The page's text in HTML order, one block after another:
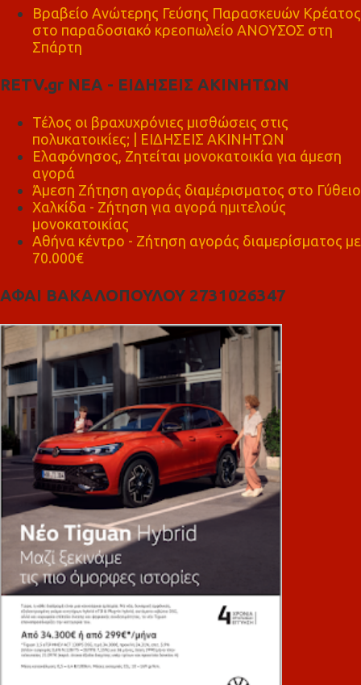
Βραβείο Ανώτερης Γεύσης Παρασκευών Κρέατος
στο παραδοσιακό κρεοπωλείο ΑΝΟΥΣΟΣ στη
Σπάρτη
RETV.gr ΝΕΑ - ΕΙΔΗΣΕΙΣ ΑΚΙΝΗΤΩΝ
Τέλος οι βραχυχρόνιες μισθώσεις στις
πολυκατοικίες; | ΕΙΔΗΣΕΙΣ ΑΚΙΝΗΤΩΝ
Ελαφόνησος, Ζητείται μονοκατοικία για άμεση
αγορά
Άμεση Ζήτηση αγοράς διαμέρισματος στο Γύθειο
Χαλκίδα - Ζήτηση για αγορά ημιτελούς
μονοκατοικίας
Αθήνα κέντρο - Ζήτηση αγοράς διαμερίσματος με
70.000€
ΑΦΑΙ ΒΑΚΑΛΟΠΟΥΛΟΥ 2731026347